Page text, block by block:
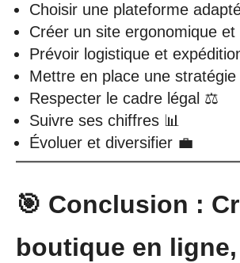
Choisir une plateforme
Créer un site ergonomique et
Prévoir logistique et
Mettre en place une
Respecter le cadre légal ⚖️
Suivre ses chiffres 📊
Évoluer et diversifier 💼
🎯 Conclusion :
boutique en